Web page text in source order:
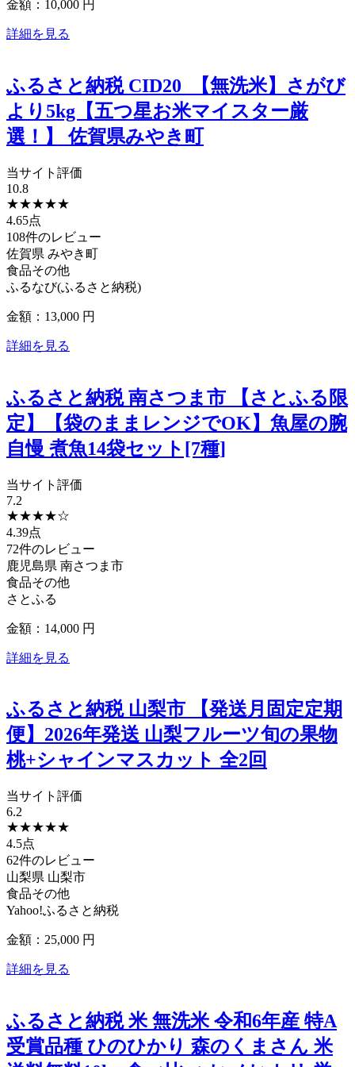
金額：10,000 円
詳細を見る
ふるさと納税 CID20_【無洗米】さがび
より5kg【五つ星お米マイスター厳
選！】 佐賀県みやき町
当サイト評価
10.8
★★★★★
4.65点
108件のレビュー
佐賀県 みやき町
食品その他
ふるなび(ふるさと納税)
金額：13,000 円
詳細を見る
ふるさと納税 南さつま市 【さとふる限
定】【袋のままレンジでOK】魚屋の腕
自慢 煮魚14袋セット[7種]
当サイト評価
7.2
★★★★☆
4.39点
72件のレビュー
鹿児島県 南さつま市
食品その他
さとふる
金額：14,000 円
詳細を見る
ふるさと納税 山梨市 【発送月固定定期
便】2026年発送 山梨フルーツ旬の果物
桃+シャインマスカット 全2回
当サイト評価
6.2
★★★★★
4.5点
62件のレビュー
山梨県 山梨市
食品その他
Yahoo!ふるさと納税
金額：25,000 円
詳細を見る
ふるさと納税 米 無洗米 令和6年産 特A
受賞品種 ひのひかり 森のくまさん 米